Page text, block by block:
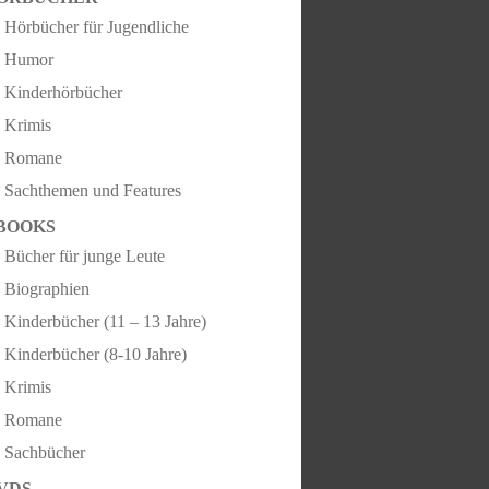
Hörbücher für Jugendliche
Humor
Kinderhörbücher
Krimis
Romane
Sachthemen und Features
Bücher für junge Leute
Biographien
Kinderbücher (11 – 13 Jahre)
Kinderbücher (8-10 Jahre)
Krimis
Romane
Sachbücher